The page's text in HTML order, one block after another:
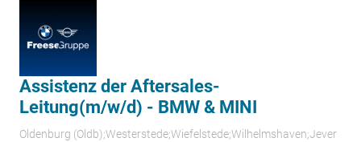
Assistenz der Aftersales-
Leitung(m/w/d) - BMW & MINI
Oldenburg (Oldb);Westerstede;Wiefelstede;Wilhelmshaven;Jever